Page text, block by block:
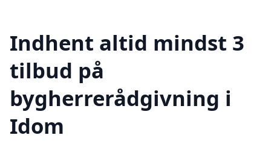
Indhent altid mindst 3
tilbud på
bygherrerådgivning i
Idom